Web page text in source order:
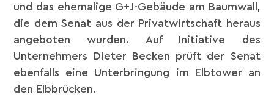
und das ehemalige G+J-Gebäude am Baumwall,
die dem Senat aus der Privatwirtschaft heraus
angeboten wurden. Auf Initiative des
Unternehmers Dieter Becken prüft der Senat
ebenfalls eine Unterbringung im Elbtower an
den Elbbrücken.